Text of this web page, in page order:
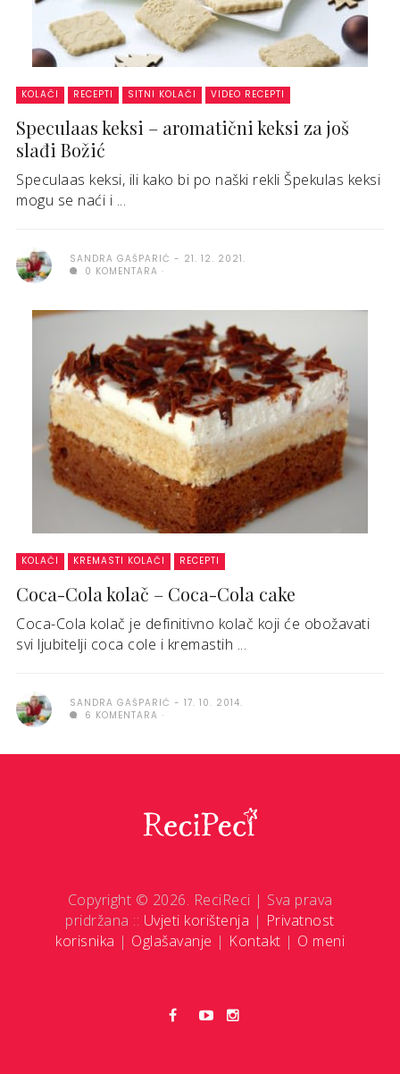
KOLAČI RECEPTI SITNI KOLAČI VIDEO RECEPTI
Speculaas keksi – aromatični keksi za još
slađi Božić
Speculaas keksi, ili kako bi po naški rekli Špekulas keksi
mogu se naći i ...
SANDRA GAŠPARIĆ
21. 12. 2021.
0 KOMENTARA
KOLAČI KREMASTI KOLAČI RECEPTI
Coca-Cola kolač – Coca-Cola cake
Coca-Cola kolač je definitivno kolač koji će obožavati
svi ljubitelji coca cole i kremastih ...
SANDRA GAŠPARIĆ
17. 10. 2014.
6 KOMENTARA
Copyright © 2026. ReciReci | Sva prava
pridržana :: Uvjeti korištenja | Privatnost
korisnika | Oglašavanje | Kontakt | O meni